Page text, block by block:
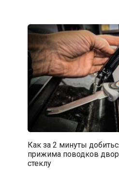
Как за 2 минуты
прижима поводков
стеклу